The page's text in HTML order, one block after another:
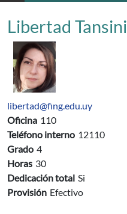
Libertad Tansini
libertad@fing.edu.uy
Oficina 110
Teléfono interno 12110
Grado 4
Horas 30
Dedicación total Si
Provisión Efectivo